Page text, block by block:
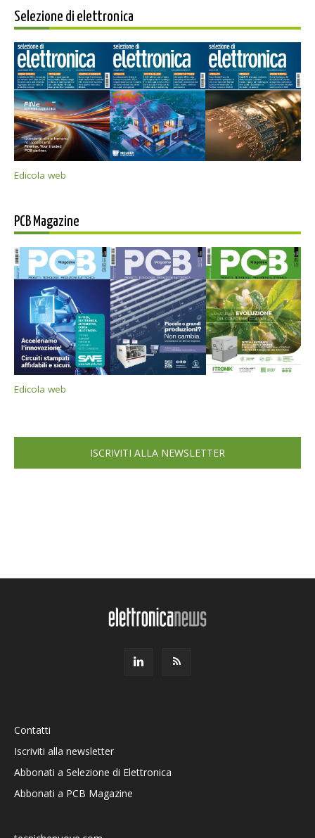
Selezione di elettronica
Edicola web
PCB Magazine
Edicola web
ISCRIVITI ALLA NEWSLETTER
Contatti
Iscriviti alla newsletter
Abbonati a Selezione di Elettronica
Abbonati a PCB Magazine